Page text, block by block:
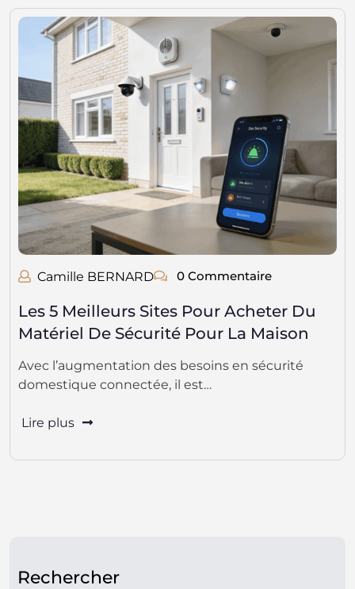
Camille BERNARD 0 Commentaire
Les 5 Meilleurs Sites Pour Acheter Du
Matériel De Sécurité Pour La Maison
Avec l’augmentation des besoins en sécurité
domestique connectée, il est…
Lire plus
Rechercher